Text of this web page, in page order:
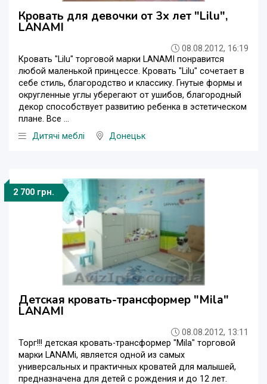
Кровать для девочки от 3х лет "Lilu",
LANAMI
08.08.2012, 16:19
Кровать "Lilu" торговой марки LANAMI понравится
любой маленькой принцессе. Кровать "Lilu" сочетает в
себе стиль, благородство и классику. Гнутые формы и
округленные углы уберегают от ушибов, благородный
декор способствует развитию ребенка в эстетическом
плане. Все ...
Дитячі меблі
Донецьк
2 700 грн.
Детская кровать-трансформер "Mila"
LANAMI
08.08.2012, 13:11
Торг!!! детская кровать-трансформер "Mila" торговой
марки LANAMi, является одной из самых
универсальных и практичных кроватей для малышей,
предназначена для детей с рождения и до 12 лет.